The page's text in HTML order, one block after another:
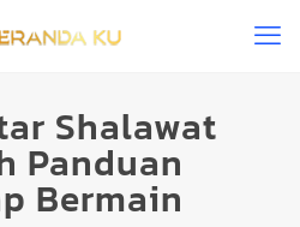
Shalawat
Panduan
Bermain